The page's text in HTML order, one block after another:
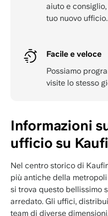
aiuto e
tuo nuovo ufficio.
Facile e veloce
Possiamo
visite lo stesso
Informazioni
ufficio su
Nel centro storico di
più antiche della
si trova questo bellissimo
arredato. Gli uffici,
team di diverse